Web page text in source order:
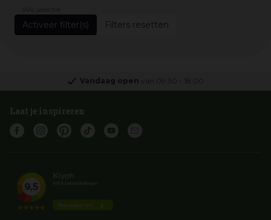
Filters resetten
Vandaag open van 09:30 18:00
Laat je inspireren